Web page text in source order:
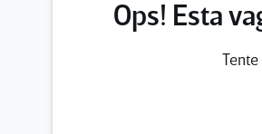
Ops! Esta